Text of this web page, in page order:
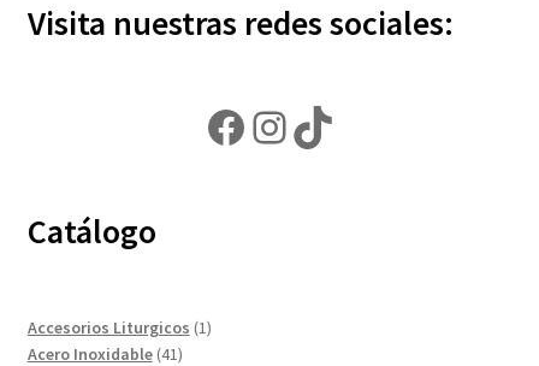
Visita nuestras redes sociales:
Facebook
Instagram
TikTok
Catálogo
Accesorios Liturgicos 11
Acero Inoxidable 4141